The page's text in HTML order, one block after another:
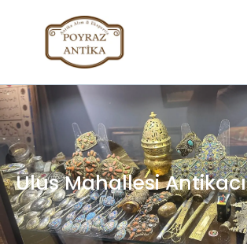
Ulus Mahallesi Antikacı